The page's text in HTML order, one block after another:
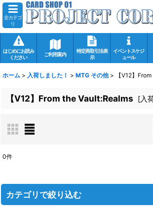
全カテゴ
リ
はじめにお読み
ください
ご利用案内
特定商取引法表
示
イベントスケジ
ュール
ホーム > 入荷しました！ > MTG その他 > 【V12】
【V12】From the Vault:Realms [入
在庫あり
0件
カテゴリで絞り込む